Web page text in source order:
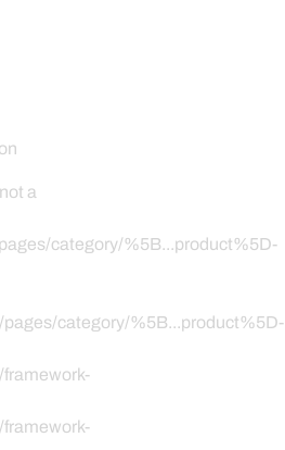
a
category/%5B...product%5D-
category/%5B...product%5D-